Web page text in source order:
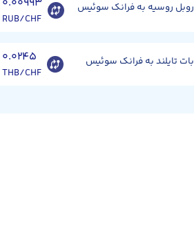
روبل روسیه به فرانک سوئیس
RUB/CHF
بات تایلند به فرانک سوئیس ۰.۰۲۴۵
THB/CHF